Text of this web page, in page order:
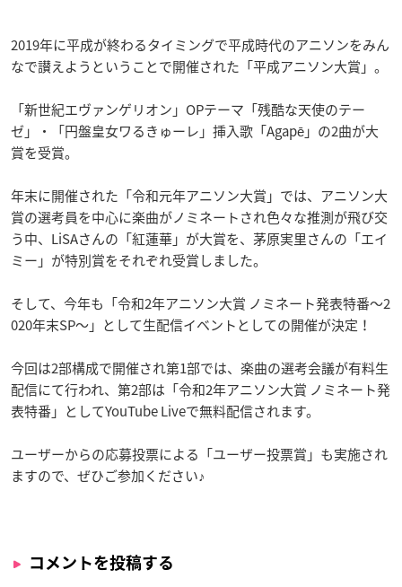
2019年に平成が終わるタイミングで平成時代のアニソンをみん
なで讃えようということで開催された「平成アニソン大賞」。
「新世紀エヴァンゲリオン」OPテーマ「残酷な天使のテー
ゼ」・「円盤皇女ワるきゅーレ」挿入歌「Agapē」の2曲が大
賞を受賞。
年末に開催された「令和元年アニソン大賞」では、アニソン大
賞の選考員を中心に楽曲がノミネートされ色々な推測が飛び交
う中、LiSAさんの「紅蓮華」が大賞を、茅原実里さんの「エイ
ミー」が特別賞をそれぞれ受賞しました。
そして、今年も「令和2年アニソン大賞 ノミネート発表特番～2
020年末SP～」として生配信イベントとしての開催が決定！
今回は2部構成で開催され第1部では、楽曲の選考会議が有料生
配信にて行われ、第2部は「令和2年アニソン大賞 ノミネート発
表特番」としてYouTube Liveで無料配信されます。
ユーザーからの応募投票による「ユーザー投票賞」も実施され
ますので、ぜひご参加ください♪
コメントを投稿する